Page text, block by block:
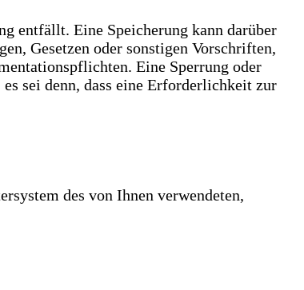
entfällt. Eine Speicherung kann darüber
Gesetzen oder sonstigen Vorschriften,
Eine Sperrung oder
sei denn, dass eine Erforderlichkeit zur
des von Ihnen verwendeten,